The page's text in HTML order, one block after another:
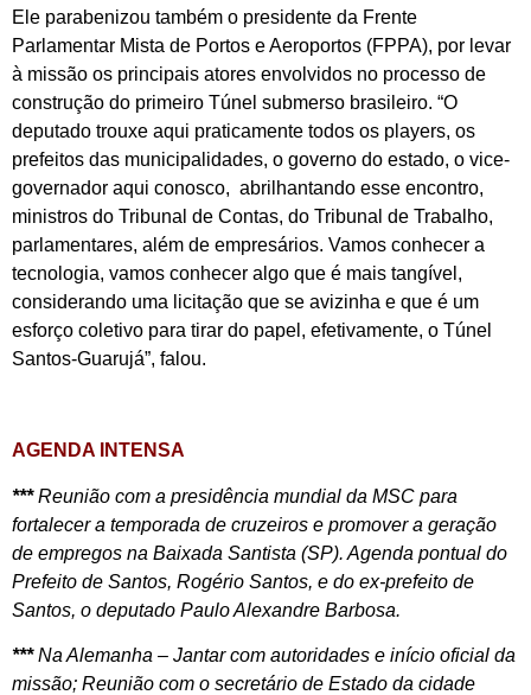
Ele parabenizou também o presidente da Frente
Parlamentar Mista de Portos e Aeroportos (FPPA), por levar
à missão os principais atores envolvidos no processo de
construção do primeiro Túnel submerso brasileiro. “O
deputado trouxe aqui praticamente todos os players, os
prefeitos das municipalidades, o governo do estado, o vice-
governador aqui conosco, abrilhantando esse encontro,
ministros do Tribunal de Contas, do Tribunal de Trabalho,
parlamentares, além de empresários. Vamos conhecer a
tecnologia, vamos conhecer algo que é mais tangível,
considerando uma licitação que se avizinha e que é um
esforço coletivo para tirar do papel, efetivamente, o Túnel
Santos-Guarujá”, falou.
AGENDA INTENSA
***Reunião com a presidência mundial da MSC para
fortalecer a temporada de cruzeiros e promover a geração
de empregos na Baixada Santista (SP). Agenda pontual do
Prefeito de Santos, Rogério Santos, e do ex-prefeito de
Santos, o deputado Paulo Alexandre Barbosa.
***Na Alemanha – Jantar com autoridades e início oficial da
missão; Reunião com o secretário de Estado da cidade